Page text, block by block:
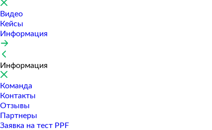
Видео
Кейсы
Информация
Информация
Команда
Контакты
Отзывы
Партнеры
Заявка на тест PPF